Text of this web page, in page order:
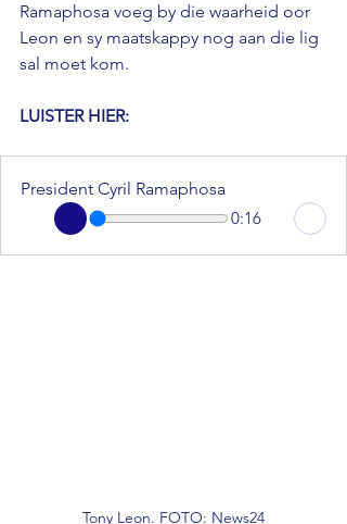
Ramaphosa voeg by die waarheid oor
Leon en sy maatskappy nog aan die lig
sal moet kom.
LUISTER HIER:
President Cyril Ramaphosa
0:16
Tony Leon. FOTO: News24